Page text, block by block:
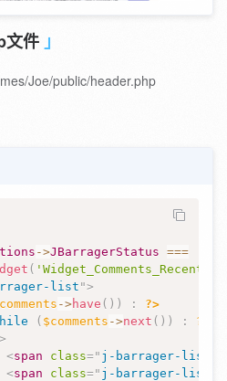
文件
Joe/public/header.php
->JBarragerStatus ===
(
list ">
->have ( ) ) :
?>
( $comments ->next ( ) ) :
?>
>
<span class=" j-barrager-list-
<span class=" j-barrager-list-